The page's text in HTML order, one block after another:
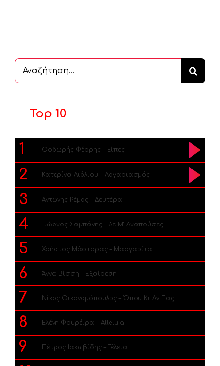
Αναζήτηση
...
Top 10
1 Θοδωρής Φέρρης – Είπες
2 Κατερίνα Λιόλιου – Λογαριασμός
3 Αντώνης Ρέμος – Δευτέρα
4 Γιώργος Σαμπάνης – Δε Μ’ Αγαπούσες
5 Χρήστος Μάστορας – Μαργαρίτα
6 Άννα Βίσση – Εξαίρεση
7 Νίκος Οικονομόπουλος – Όπου Κι Αν Πας
8 Ελένη Φουρέιρα – Alleluia
9 Πέτρος Ιακωβίδης – Τέλεια